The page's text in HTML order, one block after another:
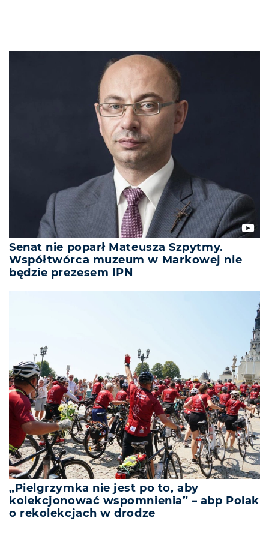
Senat nie poparł Mateusza Szpytmy.
Współtwórca muzeum w Markowej nie
będzie prezesem IPN
„Pielgrzymka nie jest po to, aby
kolekcjonować wspomnienia” – abp Polak
o rekolekcjach w drodze